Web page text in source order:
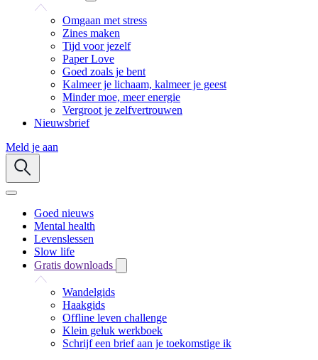
Omgaan met stress
Zines maken
Tijd voor jezelf
Paper Love
Goed zoals je bent
Kalmeer je lichaam, kalmeer je geest
Minder moe, meer energie
Vergroot je zelfvertrouwen
Nieuwsbrief
Meld je aan
Goed nieuws
Mental health
Levenslessen
Slow life
Gratis downloads
Wandelgids
Haakgids
Offline leven challenge
Klein geluk werkboek
Schrijf een brief aan je toekomstige ik